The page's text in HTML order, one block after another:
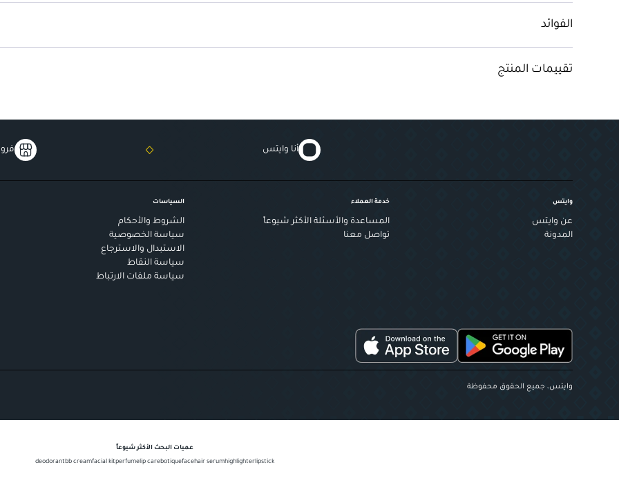
الفوائد
تقييمات المنتج
أنا وايتس
وايتس
عن وايتس
المدونة
خدمة العملاء
المساعدة والأسئلة الأكثر شيوعاً
تواصل معنا
السياسات
الشروط والأحكام
سياسة الخصوصية
الاستبدال والاسترجاع
سياسة النقاط
سياسة ملفات الارتباط
وايتس، جميع الحقوق محفوظة
عميات البحث الأكثر شيوعاً
lipstick
highlighter
hair serum
face
botique
lip care
perfume
facial kit
bb cream
deodorant